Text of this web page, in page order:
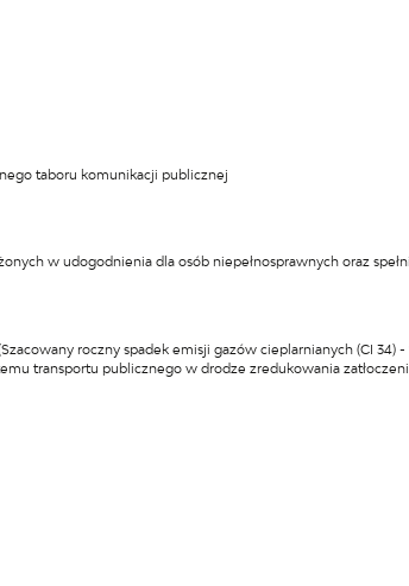
taboru komunikacji publicznej
w udogodnienia dla osób niepełnosprawnych oraz
roczny spadek emisji gazów cieplarnianych (CI 34)
transportu publicznego w drodze zredukowania